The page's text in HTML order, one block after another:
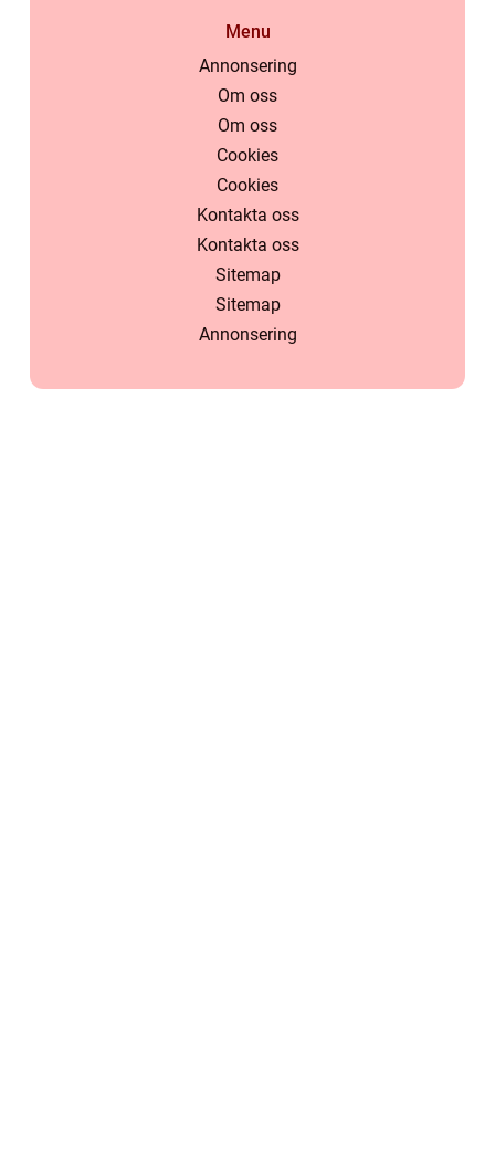
Menu
Annonsering
Om oss
Om oss
Cookies
Cookies
Kontakta oss
Kontakta oss
Sitemap
Sitemap
Annonsering